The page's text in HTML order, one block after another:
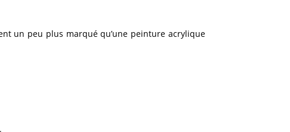
un peu plus marqué qu’une peinture acrylique